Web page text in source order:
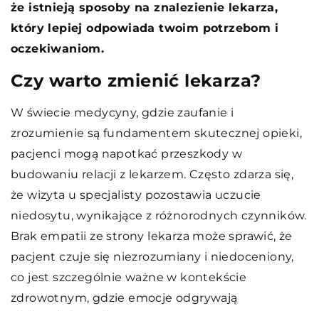
że istnieją sposoby na znalezienie lekarza,
który lepiej odpowiada twoim potrzebom i
oczekiwaniom.
Czy warto zmienić lekarza?
W świecie medycyny, gdzie zaufanie i
zrozumienie są fundamentem skutecznej opieki,
pacjenci mogą napotkać przeszkody w
budowaniu relacji z lekarzem. Często zdarza się,
że wizyta u specjalisty pozostawia uczucie
niedosytu, wynikające z różnorodnych czynników.
Brak empatii ze strony lekarza może sprawić, że
pacjent czuje się niezrozumiany i niedoceniony,
co jest szczególnie ważne w kontekście
zdrowotnym, gdzie emocje odgrywają